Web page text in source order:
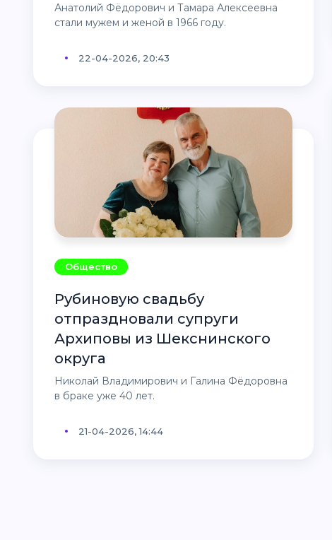
Анатолий Фёдорович и Тамара Алексеевна
стали мужем и женой в 1966 году.
22-04-2026, 20:43
Общество
Рубиновую свадьбу
отпраздновали супруги
Архиповы из Шекснинского
округа
Николай Владимирович и Галина Фёдоровна
в браке уже 40 лет.
21-04-2026, 14:44